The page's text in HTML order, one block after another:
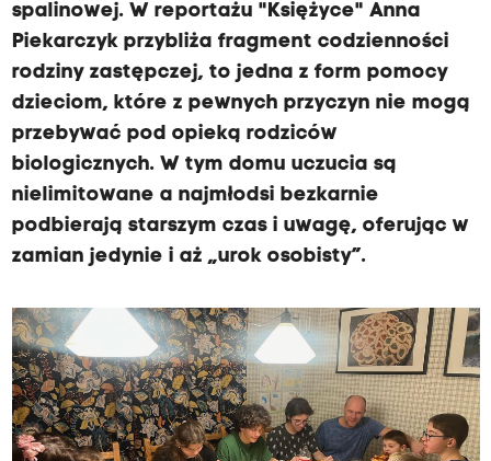
spalinowej. W reportażu "Księżyce" Anna
Piekarczyk przybliża fragment codzienności
rodziny zastępczej, to jedna z form pomocy
dzieciom, które z pewnych przyczyn nie mogą
przebywać pod opieką rodziców
biologicznych. W tym domu uczucia są
nielimitowane a najmłodsi bezkarnie
podbierają starszym czas i uwagę, oferując w
zamian jedynie i aż „urok osobisty”.